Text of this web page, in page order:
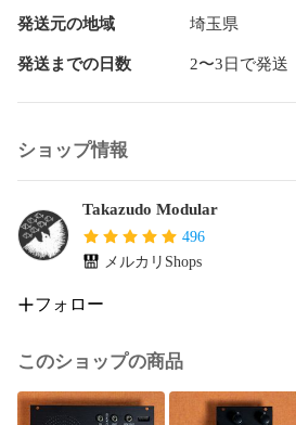
ても活用できます。
## 主な特徴
替）
- オーバードライブ対応VCA（最大
- デュアルエンベロープ（ADSR +
- Pre/Postルーティングスイッチ
- V/Octトラッキング（4〜5オクターブ
- 26mm薄型設計、極性保護内蔵
- VCA CV切替（ADSR/AD-AR/HOLD）
- VCF CV切替（ADSR/AD-AR）
CatSynth TVによるTriviumの紹介動
WestonのDevin氏が機能をオーバー
発送元の地域 埼玉県
発送までの日数 2〜3日で発送
ショップ情報
Takazudo Modular
496
メルカリShops
フォロー
このショップの商品